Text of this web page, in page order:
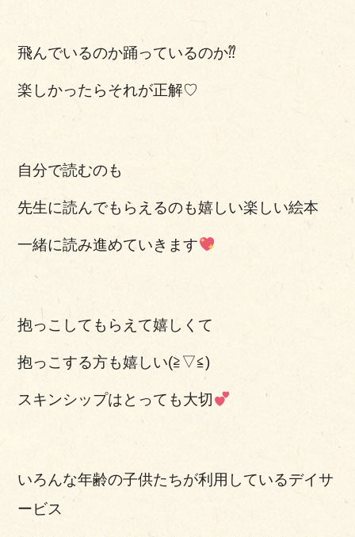
飛んでいるのか踊っているのか⁇
楽しかったらそれが正解♡
自分で読むのも
先生に読んでもらえるのも嬉しい楽しい絵本
一緒に読み進めていきます
抱っこしてもらえて嬉しくて
抱っこする方も嬉しい(≧▽≦)
スキンシップはとっても大切
いろんな年齢の子供たちが利用しているデイサ
ービス